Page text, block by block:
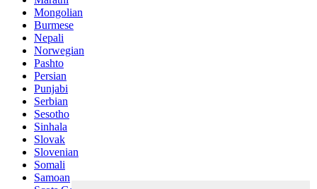
Mongolian
Burmese
Nepali
Norwegian
Pashto
Persian
Punjabi
Serbian
Sesotho
Sinhala
Slovak
Slovenian
Somali
Samoan